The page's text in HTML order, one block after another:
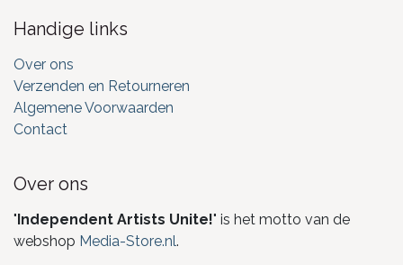
Handige links
Over ons
Verzenden en Retourneren
Algemene Voorwaarden
Contact
Over ons
"Independent Artists Unite!" is het motto van de
webshop Media-Store.nl.